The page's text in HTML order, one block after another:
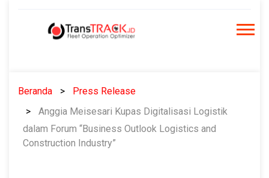
Beranda
Press Release
Anggia Meisesari Kupas Digitalisasi Logistik
dalam Forum “Business Outlook Logistics and
Construction Industry”